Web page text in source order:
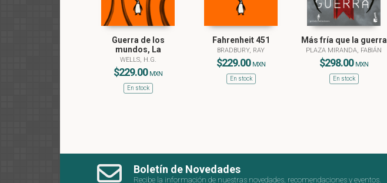
Guerra de los
mundos, La
WELLS, H.G.
$229.00 MXN
En stock
Fahrenheit 451
BRADBURY, RAY
$229.00 MXN
En stock
Más fría que la guerra
PLAZA MIRANDA, FABIÁN
$298.00 MXN
En stock
Boletín de Novedades
Recibe la información de nuestras novedades, recomendaciones y eventos.